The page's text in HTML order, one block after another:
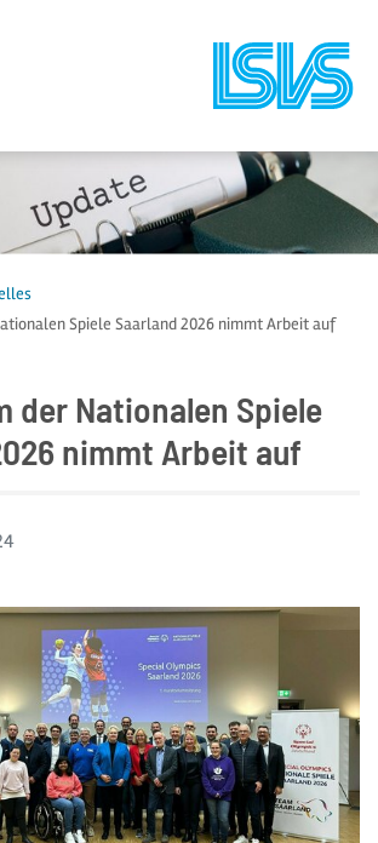
Spiele Saarland 2026 nimmt Arbeit auf
der Nationalen Spiele
nimmt Arbeit auf